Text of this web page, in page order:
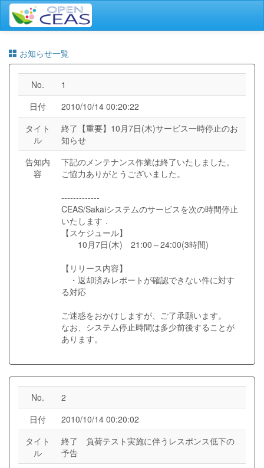
お知らせ一覧
No.
1
日付
2010/10/14 00:20:22
タイト
ル
終了【重要】10月7日(木)サービス一時停止のお
知らせ
告知内
容
下記のメンテナンス作業は終了いたしました。
ご協力ありがとうございました。
-------------
CEAS/Sakaiシステムのサービスを次の時間停止
いたします．
【スケジュール】
10月7日(木) 21:00～24:00(3時間)
【リリース内容】
・返却済みレポートが確認できない件に対す
る対応
ご迷惑をおかけしますが、ご了承願います。
なお、システム停止時間は多少前後することが
あります。
No.
2
日付
2010/10/14 00:20:02
タイト
ル
終了 負荷テスト実施に伴うレスポンス低下の
予告